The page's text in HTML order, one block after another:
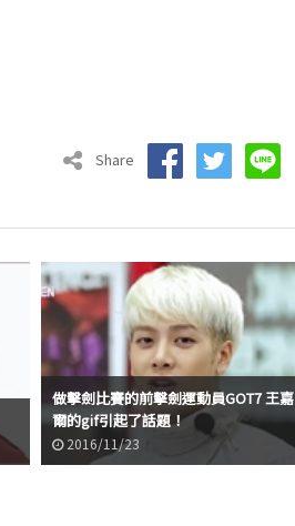
Share
做擊劍比賽的前擊劍運動員GOT7 王嘉
爾的gif引起了話題！
2016/11/23